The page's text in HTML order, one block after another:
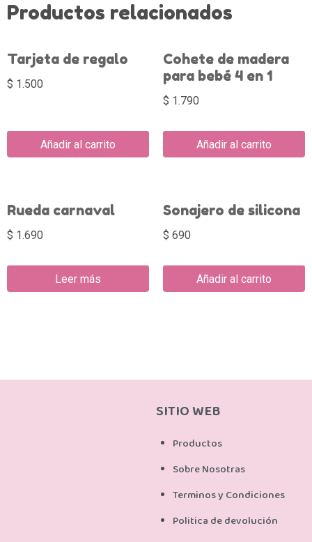
Productos relacionados
Tarjeta de regalo
$ 1.500
Añadir al carrito
Cohete de madera
para bebé 4 en 1
$ 1.790
Añadir al carrito
Rueda carnaval
$ 1.690
Leer más
Sonajero de silicona
$ 690
Añadir al carrito
SITIO WEB
Productos
Sobre Nosotras
Terminos y Condiciones
Politica de devolución